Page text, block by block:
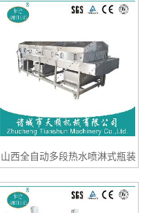
山西全自动多段热水喷淋式瓶装